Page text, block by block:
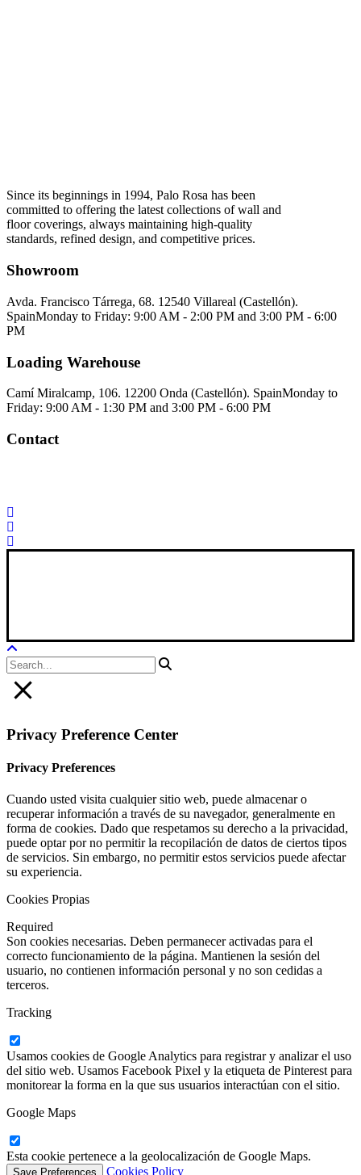
Since its beginnings in 1994, Palo Rosa has been
committed to offering the latest collections of wall and
floor coverings, always maintaining high-quality
standards, refined design, and competitive prices.
Showroom
Avda. Francisco Tárrega, 68. 12540 Villareal (Castellón).
SpainMonday to Friday: 9:00 AM - 2:00 PM and 3:00 PM - 6:00
PM
Loading Warehouse
Camí Miralcamp, 106. 12200 Onda (Castellón). SpainMonday to
Friday: 9:00 AM - 1:30 PM and 3:00 PM - 6:00 PM
Contact
Privacy Preference Center
Privacy Preferences
Cuando usted visita cualquier sitio web, puede almacenar o
recuperar información a través de su navegador, generalmente en
forma de cookies. Dado que respetamos su derecho a la privacidad,
puede optar por no permitir la recopilación de datos de ciertos tipos
de servicios. Sin embargo, no permitir estos servicios puede afectar
su experiencia.
Cookies Propias
Required
Son cookies necesarias. Deben permanecer activadas para el
correcto funcionamiento de la página. Mantienen la sesión del
usuario, no contienen información personal y no son cedidas a
terceros.
Tracking
Usamos cookies de Google Analytics para registrar y analizar el uso
del sitio web. Usamos Facebook Pixel y la etiqueta de Pinterest para
monitorear la forma en la que sus usuarios interactúan con el sitio.
Google Maps
Esta cookie pertenece a la geolocalización de Google Maps.
Cookies Policy